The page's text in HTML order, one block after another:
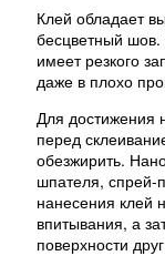
Клей обладает
бесцветный
имеет резкого
даже в плохо
Для достижения
перед
обезжирить.
шпателя, спрей-
нанесения клей
впитывания, а
поверхности